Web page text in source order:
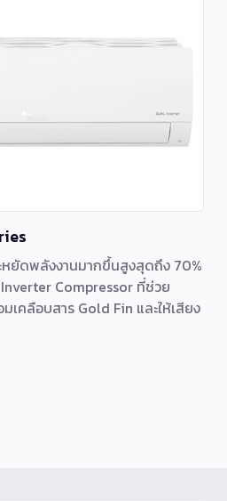
หยัดพลังงานมากขึ้นสูงสุดถึง 70%
Compressor ที่ช่วย
เคลือบสาร Gold Fin และให้เสียง